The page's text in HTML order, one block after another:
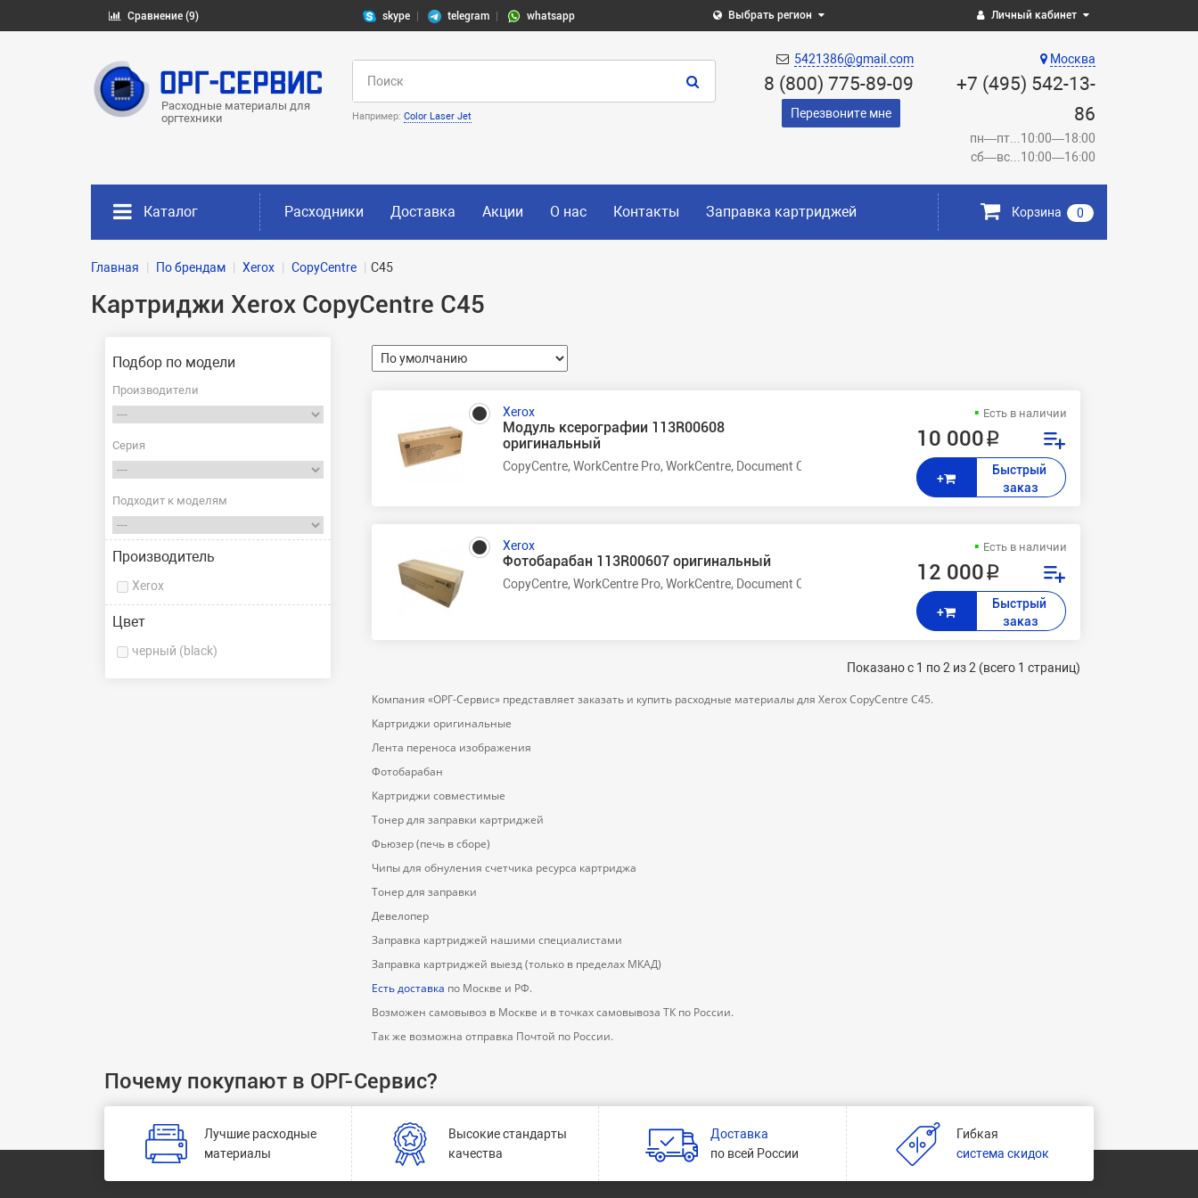
Сравнение (9) skype telegram whatsapp Выбрать регион Личный кабинет
Расходные материалы для
оргтехники
Например: Color Laser Jet
Москва
+7 (495) 542-13-
86
пн—пт...10:00—18:00
сб—вс...10:00—16:00
5421386@gmail.com
8 (800) 775-89-09
Перезвоните мне
Каталог Расходники Доставка Акции О нас Контакты Заправка картриджей Корзина 0
Главная По брендам Xerox CopyCentre C45
Картриджи Xerox CopyCentre C45
Подбор по модели
Производители
Серия
Подходит к моделям
Производитель
Xerox
Цвет
черный (black)
Xerox
Модуль ксерографии 113R00608
оригинальный
CopyCentre, WorkCentre Pro, WorkCentre, Document Centre 5030,5050,5638, 35,45,55,238 DC 535,545,555
Есть в наличии
10 000 ₽
+
Быстрый
заказ
Xerox
Фотобарабан 113R00607 оригинальный
CopyCentre, WorkCentre Pro, WorkCentre, Document Centre 5030,5050,5638, 35,45,55,238 DC 535,545,555
Есть в наличии
12 000 ₽
+
Быстрый
заказ
Показано с 1 по 2 из 2 (всего 1 страниц)
Компания «ОРГ-Cервис» представляет заказать и купить расходные материалы для Xerox CopyCentre C45.
Картриджи оригинальные
Лента переноса изображения
Фотобарабан
Картриджи совместимые
Тонер для заправки картриджей
Фьюзер (печь в сборе)
Чипы для обнуления счетчика ресурса картриджа
Тонер для заправки
Девелопер
Заправка картриджей нашими специалистами
Заправка картриджей выезд (только в пределах МКАД)
Есть доставка по Москве и РФ.
Возможен самовывоз в Москве и в точках самовывоза ТК по России.
Так же возможна отправка Почтой по России.
Почему покупают в ОРГ-Сервис?
Лучшие расходные
материалы
Высокие стандарты
качества
Доставка
по всей России
Гибкая
система скидок